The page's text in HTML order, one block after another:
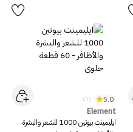
5.0
(7)
Element
ايليمينت بيوتين 1000 للشعر والبشرة